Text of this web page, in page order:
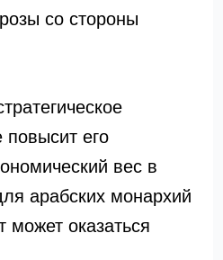
со стороны
повысит его
вес в
арабских монархий
может оказаться